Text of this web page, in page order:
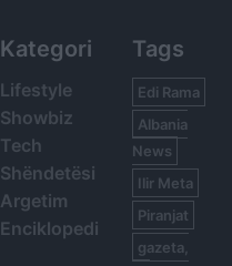
Kategori
Lifestyle
Showbiz
Tech
Shëndetësi
Argetim
Enciklopedi
Tags
Edi Rama
Albania
News
Ilir Meta
Piranjat
gazeta,